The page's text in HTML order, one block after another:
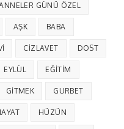
GÜNÜ ÖZEL
AŞK BABA
CIZLAVET DOST
EYLÜL EĞITIM
GITMEK GURBET
HÜZÜN